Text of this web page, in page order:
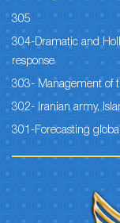
305
304-Dramatic and
response
303- Management of
302- Iranian army,
301-Forecasting